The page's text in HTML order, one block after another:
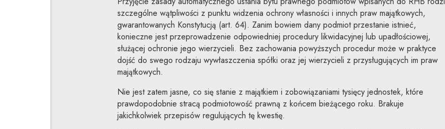
szczególne wątpliwości z punktu widzenia ochrony własności i innych praw majątkowych,
gwarantowanych Konstytucją (art. 64). Zanim bowiem dany podmiot przestanie istnieć,
konieczne jest przeprowadzenie odpowiedniej procedury likwidacyjnej lub upadłościowej,
służącej ochronie jego wierzycieli. Bez zachowania powyższych procedur może w praktyce
dojść do swego rodzaju wywłaszczenia spółki oraz jej wierzycieli z przysługujących im praw
majątkowych.
Nie jest zatem jasne, co się stanie z majątkiem i zobowiązaniami tysięcy jednostek, które
prawdopodobnie stracą podmiotowość prawną z końcem bieżącego roku. Brakuje
jakichkolwiek przepisów regulujących tę kwestię.